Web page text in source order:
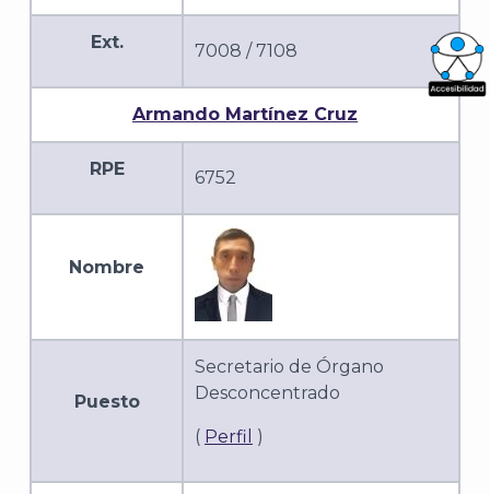
Ext. 7008 / 7108
Armando Martínez Cruz
RPE 6752
Nombre
Puesto
Secretario de Órgano
Desconcentrado
( Perfil )